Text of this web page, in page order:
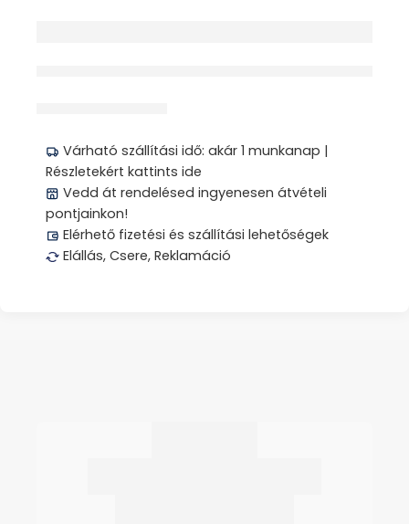
Várható szállítási idő: akár 1 munkanap |
Részletekért kattints ide
Vedd át rendelésed ingyenesen átvételi
pontjainkon!
Elérhető fizetési és szállítási lehetőségek
Elállás, Csere, Reklamáció